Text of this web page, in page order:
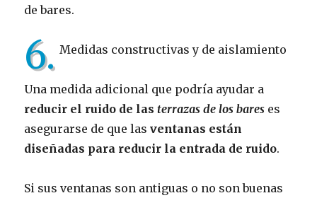
de bares.
6. Medidas constructivas y de aislamiento
Una medida adicional que podría ayudar a
reducir el ruido de lasterrazas de los bares es
asegurarse de que lasventanas están
diseñadas para reducir la entrada de ruido.
Si sus ventanas son antiguas o no son buenas